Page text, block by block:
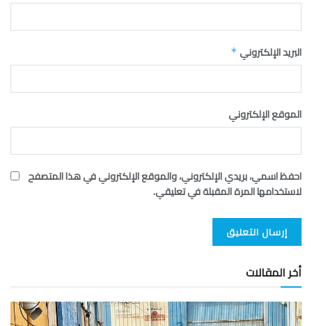
البريد الإلكتروني *
الموقع الإلكتروني
احفظ اسمي، بريدي الإلكتروني، والموقع الإلكتروني في هذا المتصفح
لاستخدامها المرة المقبلة في تعليقي.
أخر المقالات